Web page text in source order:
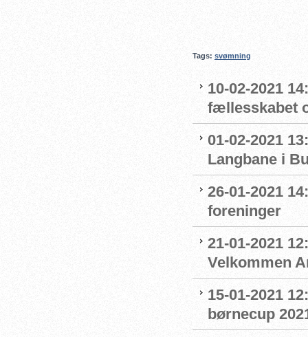
Tags: svømning
10-02-2021
fællesskabet
01-02-2021
Langbane i
26-01-2021
foreninger
21-01-2021
Velkommen
15-01-2021
børnecup